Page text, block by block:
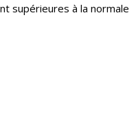
supérieures à la normale